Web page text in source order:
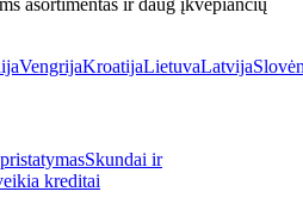
asortimentas ir daug įkvepiančių
VengrijaKroatijaLietuvaLatvija
Skundai ir
kreditai